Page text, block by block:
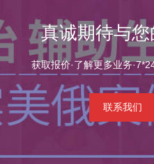
真诚期待与
获取报价·了解更多业务
联系我们